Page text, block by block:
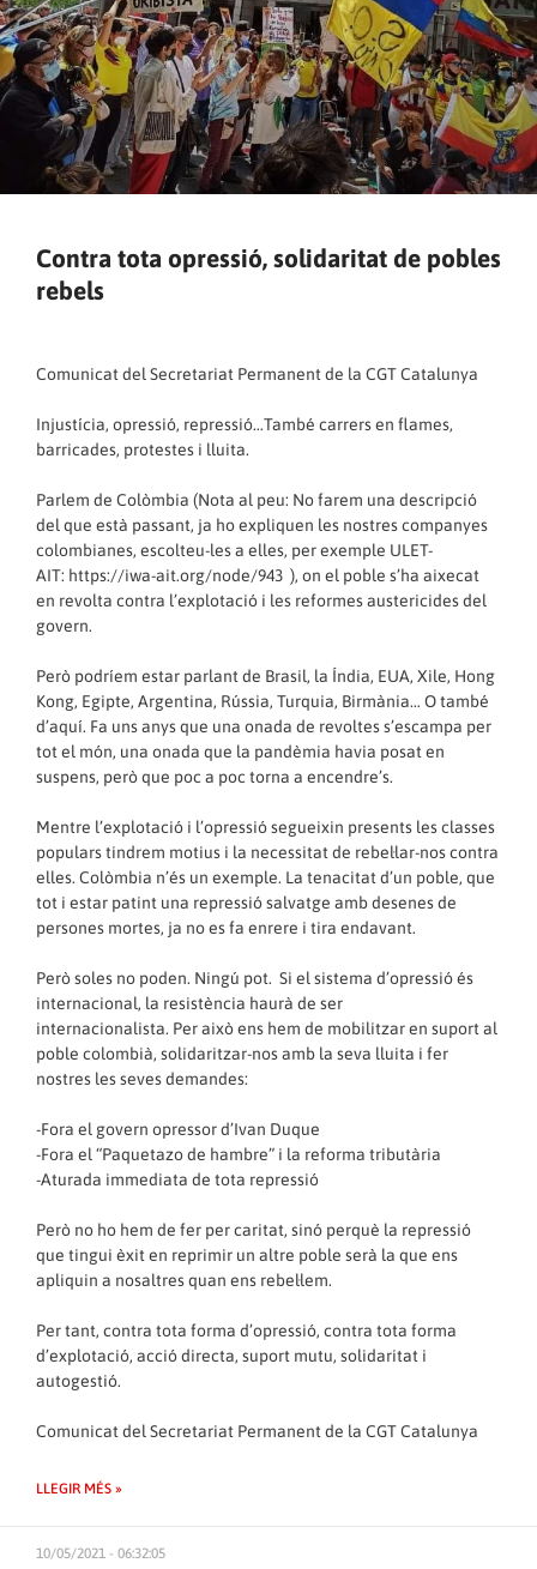
Contra tota opressió, solidaritat de pobles
rebels
Comunicat del Secretariat Permanent de la CGT Catalunya
Injustícia, opressió, repressió…També carrers en flames,
barricades, protestes i lluita.
Parlem de Colòmbia (Nota al peu: No farem una descripció
del que està passant, ja ho expliquen les nostres companyes
colombianes, escolteu-les a elles, per exemple ULET-
AIT: https://iwa-ait.org/node/943 ), on el poble s’ha aixecat
en revolta contra l’explotació i les reformes austericides del
govern.
Però podríem estar parlant de Brasil, la Índia, EUA, Xile, Hong
Kong, Egipte, Argentina, Rússia, Turquia, Birmània… O també
d’aquí. Fa uns anys que una onada de revoltes s’escampa per
tot el món, una onada que la pandèmia havia posat en
suspens, però que poc a poc torna a encendre’s.
Mentre l’explotació i l’opressió segueixin presents les classes
populars tindrem motius i la necessitat de rebel·lar-nos contra
elles. Colòmbia n’és un exemple. La tenacitat d’un poble, que
tot i estar patint una repressió salvatge amb desenes de
persones mortes, ja no es fa enrere i tira endavant.
Però soles no poden. Ningú pot. Si el sistema d’opressió és
internacional, la resistència haurà de ser
internacionalista. Per això ens hem de mobilitzar en suport al
poble colombià, solidaritzar-nos amb la seva lluita i fer
nostres les seves demandes:
-Fora el govern opressor d’Ivan Duque
-Fora el “Paquetazo de hambre” i la reforma tributària
-Aturada immediata de tota repressió
Però no ho hem de fer per caritat, sinó perquè la repressió
que tingui èxit en reprimir un altre poble serà la que ens
apliquin a nosaltres quan ens rebel·lem.
Per tant, contra tota forma d’opressió, contra tota forma
d’explotació, acció directa, suport mutu, solidaritat i
autogestió.
Comunicat del Secretariat Permanent de la CGT Catalunya
LLEGIR MÉS »
10/05/2021 - 06:32:05